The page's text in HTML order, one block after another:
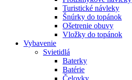
Turistické návleky
Šnúrky do topánok
Ošetrenie obuvy
Vložky do topánok
Vybavenie
Svietidlá
Baterky
Batérie
Čelovky